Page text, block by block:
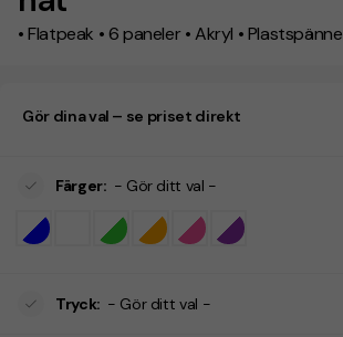
• Flatpeak • 6 paneler • Akryl • Plastspänne
Gör dina val – se priset direkt
Färger: - Gör ditt val -
Tryck: - Gör ditt val -